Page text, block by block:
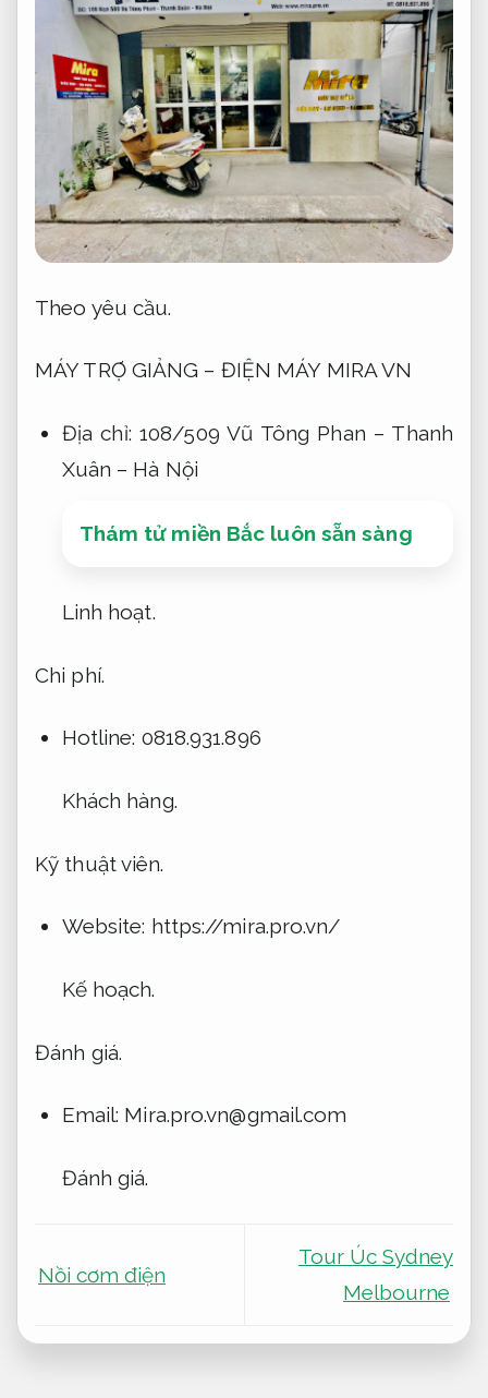
Theo yêu cầu.
MÁY TRỢ GIẢNG – ĐIỆN MÁY MIRA VN
Địa chỉ: 108/509 Vũ Tông Phan – Thanh
Xuân – Hà Nội
Thám tử miền Bắc luôn sẵn sàng
Linh hoạt.
Chi phí.
Hotline: 0818.931.896
Khách hàng.
Kỹ thuật viên.
Website: https://mira.pro.vn/
Kế hoạch.
Đánh giá.
Email: Mira.pro.vn@gmail.com
Đánh giá.
Nồi cơm điện
Tour Úc Sydney
Melbourne